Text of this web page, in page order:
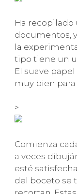
Ha
documentos,
la
tipo tiene un
El suave
muy bien para
>
Comienza
a veces
esté
del boceto se